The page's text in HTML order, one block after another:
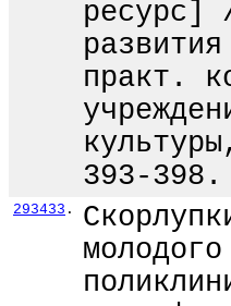
практ.
393-398.
293433 .